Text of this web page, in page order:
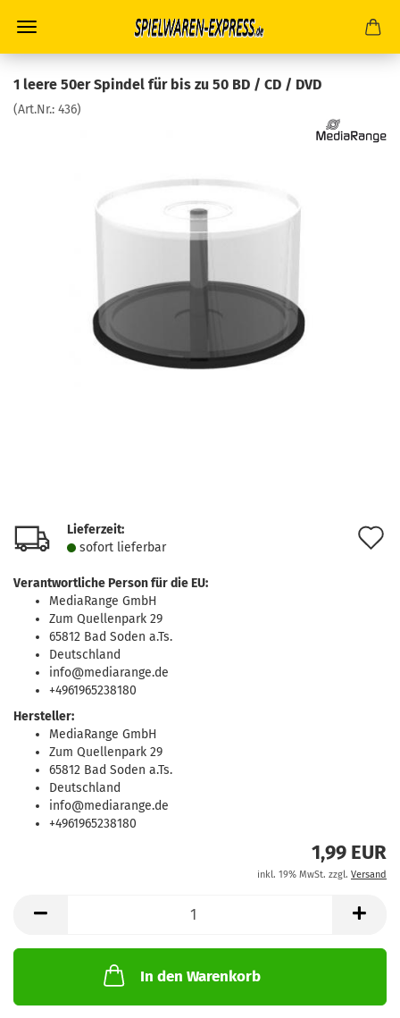
1 leere 50er Spindel für bis zu 50 BD / CD / DVD
(Art.Nr.: 436)
Lieferzeit:
sofort lie­fer­bar
Verantwortliche Person für die EU:
MediaRange GmbH
Zum Quellenpark 29
65812 Bad Soden a.Ts.
Deutschland
info@mediarange.de
+4961965238180
Hersteller:
MediaRange GmbH
Zum Quellenpark 29
65812 Bad Soden a.Ts.
Deutschland
info@mediarange.de
+4961965238180
1,99 EUR
inkl. 19% MwSt. zzgl. Versand
In den Warenkorb